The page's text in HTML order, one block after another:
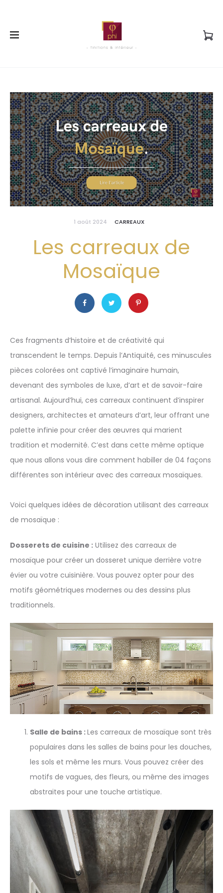
1 août 2024 CARREAUX
Les carreaux de
Mosaïque
Ces fragments d’histoire et de créativité qui
transcendent le temps. Depuis l’Antiquité, ces minuscules
pièces colorées ont captivé l’imaginaire humain,
devenant des symboles de luxe, d’art et de savoir-faire
artisanal. Aujourd’hui, ces carreaux continuent d’inspirer
designers, architectes et amateurs d’art, leur offrant une
palette infinie pour créer des œuvres qui marient
tradition et modernité. C’est dans cette même optique
que nous allons vous dire comment habiller de 04 façons
différentes son intérieur avec des carreaux mosaïques.
Voici quelques idées de décoration utilisant des carreaux
de mosaïque :
Dosserets de cuisine : Utilisez des carreaux de
mosaïque pour créer un dosseret unique derrière votre
évier ou votre cuisinière. Vous pouvez opter pour des
motifs géométriques modernes ou des dessins plus
traditionnels.
Salle de bains :Les carreaux de mosaïque sont très
populaires dans les salles de bains pour les douches,
les sols et même les murs. Vous pouvez créer des
motifs de vagues, des fleurs, ou même des images
abstraites pour une touche artistique.